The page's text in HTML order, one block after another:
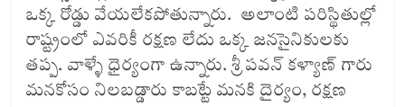
ఒక్క రోడ్డు వేయలేకపోతున్నారు. అలాంటి పరిస్థితుల్లో
రాష్ట్రంలో ఎవరికీ రక్షణ లేదు ఒక్క జనసైనికులకు
తప్ప. వాళ్ళే ధైర్యంగా ఉన్నారు. శ్రీ పవన్ కళ్యాణ్ గారు
మనకోసం నిలబడ్డారు కాబట్టే మనకి దైర్యం, రక్షణ